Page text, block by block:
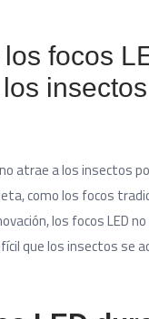
los focos
insectos
atrae a los insectos
como los focos
los focos LED
que los insectos se